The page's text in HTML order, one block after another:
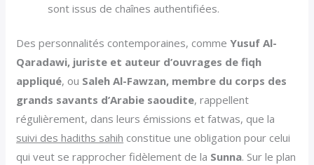
sont issus de chaînes authentifiées.
Des personnalités contemporaines, commeYusuf Al-
Qaradawi, juriste et auteur d’ouvrages de fiqh
appliqué, ou Saleh Al-Fawzan, membre du corps des
grands savants d’Arabie saoudite, rappellent
régulièrement, dans leurs émissions et fatwas, que la
suivi des hadiths sahih constitue une obligation pour celui
qui veut se rapprocher fidèlement de la Sunna. Sur le plan